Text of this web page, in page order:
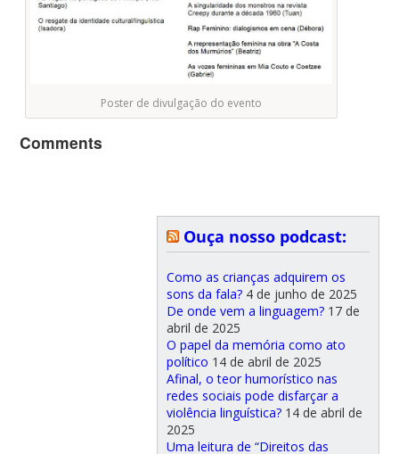
Poster de divulgação do evento
Comments
Ouça nosso podcast:
Como as crianças adquirem os
sons da fala? 4 de junho de 2025
De onde vem a linguagem? 17 de
abril de 2025
O papel da memória como ato
político 14 de abril de 2025
Afinal, o teor humorístico nas
redes sociais pode disfarçar a
violência linguística? 14 de abril de
2025
Uma leitura de “Direitos das